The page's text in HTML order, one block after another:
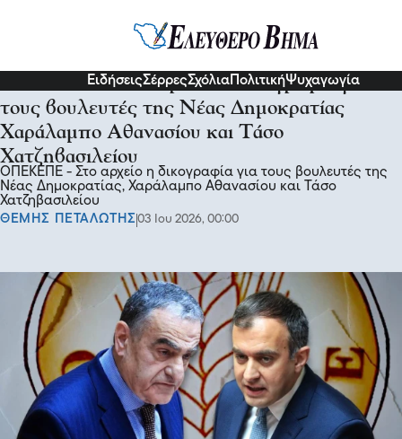
ΕιδήσειςΣέρρεςΣχόλια ΠολιτικήΨυχαγωγία
ΟΠΕΚΕΠΕ - Στο αρχείο η δικογραφία για
τους βουλευτές της Νέας Δημοκρατίας
Χαράλαμπο Αθανασίου και Τάσο
Χατζηβασιλείου
ΟΠΕΚΕΠΕ - Στο αρχείο η δικογραφία για τους βουλευτές της
Νέας Δημοκρατίας, Χαράλαμπο Αθανασίου και Τάσο
Χατζηβασιλείου
ΘΕΜΗΣ ΠΕΤΑΛΩΤΗΣ 03 Ιου 2026, 00:00